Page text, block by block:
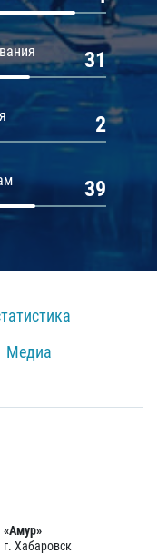
31
2
39
Медиа
«Амур»
г. Хабаровск